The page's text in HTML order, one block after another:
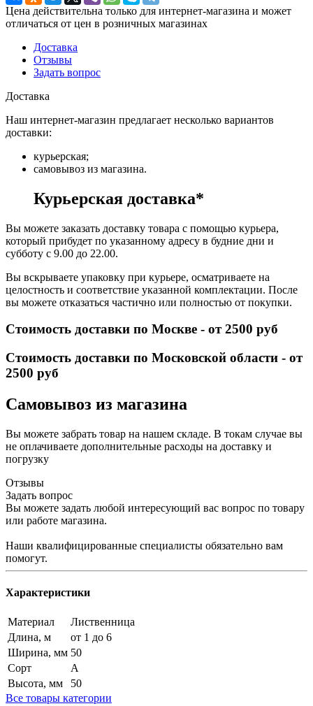
Цена действительна только для интернет-магазина и может
отличаться от цен в розничных магазинах
Доставка
Отзывы
Задать вопрос
Доставка
Наш интернет-магазин предлагает несколько вариантов
доставки:
курьерская;
самовывоз из магазина.
Курьерская доставка*
Вы можете заказать доставку товара с помощью курьера,
который прибудет по указанному адресу в будние дни и
субботу с 9.00 до 22.00.
Вы вскрываете упаковку при курьере, осматриваете на
целостность и соответствие указанной комплектации. После
вы можете отказаться частично или полностью от покупки.
Стоимость доставки по Москве - от 2500 руб
Стоимость доставки по Московской области - от
2500 руб
Самовывоз из магазина
Вы можете забрать товар на нашем складе. В токам случае вы
не оплачиваете дополнительные расходы на доставку и
погрузку
Отзывы
Задать вопрос
Вы можете задать любой интересующий вас вопрос по товару
или работе магазина.
Наши квалифицированные специалисты обязательно вам
помогут.
Характеристики
Материал
Лиственница
Длина, м
от 1 до 6
Ширина, мм 50
Сорт
А
Высота, мм
50
Все товары категории